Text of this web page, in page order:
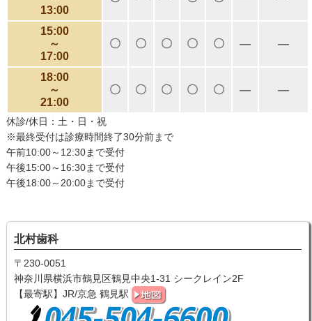
13:00
15:00
～
17:00
〇 〇 〇 〇 〇 ― ―
18:00
～
21:00
〇 〇 〇 〇 〇 ― ―
休診/休日：土・日・祝
※最終受付は診療時間終了30分前まで
午前10:00～12:30まで受付
午後15:00～16:30まで受付
午後18:00～20:00まで受付
北村歯科
〒230-0051
神奈川県横浜市鶴見区鶴見中央1-31 シークレイン2F
【最寄駅】JR/京急 鶴見駅